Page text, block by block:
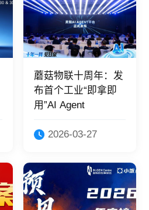
蘑菇物联十周年：发
布首个工业“即拿即
用”AI Agent
2026-03-27